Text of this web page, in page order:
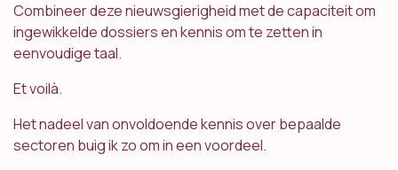
Combineer deze nieuwsgierigheid met de capaciteit om
ingewikkelde dossiers en kennis om te zetten in
eenvoudige taal.
Et voilà.
Het nadeel van onvoldoende kennis over bepaalde
sectoren buig ik zo om in een voordeel.